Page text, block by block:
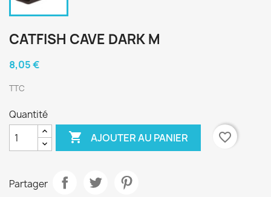
CATFISH CAVE DARK M
8,05 €
TTC
Quantité
 AJOUTER AU PANIER favorite_border
Partager